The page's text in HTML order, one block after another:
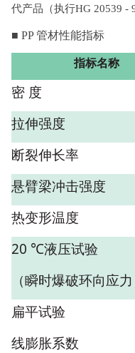
代产品（执行HG 20539 -
■ PP 管材性能指标
指标名称
密 度
拉伸强度
断裂伸长率
悬臂梁冲击强度
热变形温度
20 ℃液压试验
（瞬时爆破环向应力
扁平试验
线膨胀系数